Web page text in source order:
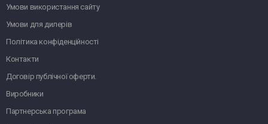
Умови використання сайту
Умови для дилерів
Політика конфіденційності
Контакти
Договір публічної оферти.
Виробники
Партнерська програма